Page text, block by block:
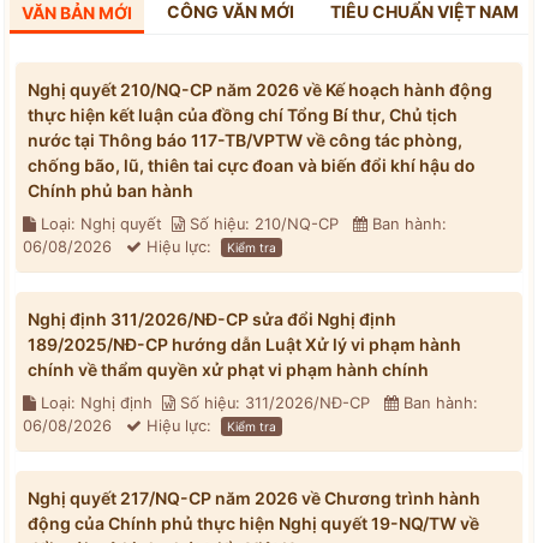
VĂN BẢN MỚI CÔNG VĂN MỚI TIÊU CHUẨN VIỆT NAM
Nghị quyết 210/NQ-CP năm 2026 về Kế hoạch hành động
thực hiện kết luận của đồng chí Tổng Bí thư, Chủ tịch
nước tại Thông báo 117-TB/VPTW về công tác phòng,
chống bão, lũ, thiên tai cực đoan và biến đổi khí hậu do
Chính phủ ban hành
Loại: Nghị quyết Số hiệu: 210/NQ-CP
Ban hành:
06/08/2026
Hiệu lực: Kiểm tra
Nghị định 311/2026/NĐ-CP sửa đổi Nghị định
189/2025/NĐ-CP hướng dẫn Luật Xử lý vi phạm hành
chính về thẩm quyền xử phạt vi phạm hành chính
Loại: Nghị định Số hiệu: 311/2026/NĐ-CP
Ban hành:
06/08/2026
Hiệu lực: Kiểm tra
Nghị quyết 217/NQ-CP năm 2026 về Chương trình hành
động của Chính phủ thực hiện Nghị quyết 19-NQ/TW về